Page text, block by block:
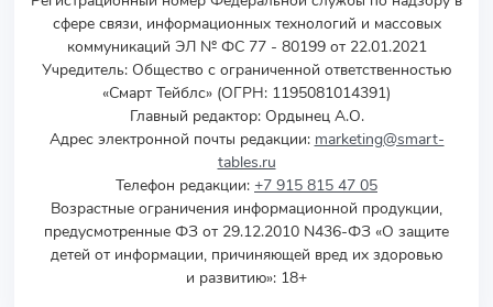
сфере связи, информационных технологий и массовых
коммуникаций ЭЛ № ФС 77 - 80199 от 22.01.2021
Учредитель: Общество с ограниченной ответственностью
«Смарт Тейблс» (ОГРН: 1195081014391)
Главный редактор: Ордынец А.О.
Адрес электронной почты редакции: marketing@smart-
tables.ru
Телефон редакции: +7 915 815 47 05
Возрастные ограничения информационной продукции,
предусмотренные ФЗ от 29.12.2010 N436-ФЗ «О защите
детей от информации, причиняющей вред их здоровью
и развитию»: 18+